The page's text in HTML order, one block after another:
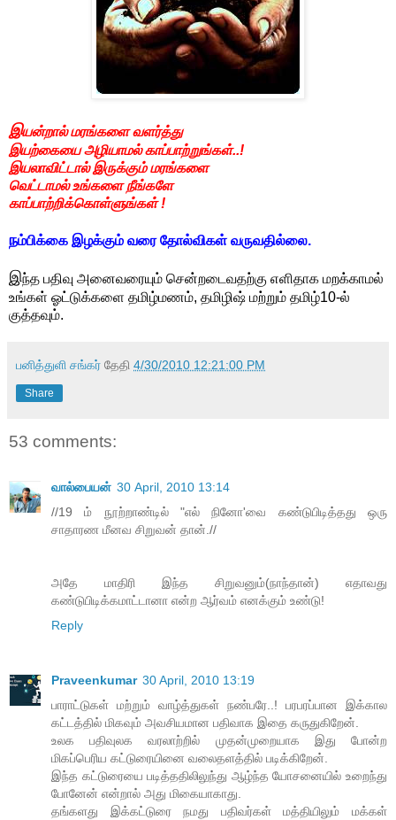
இயன்றால் மரங்களை வளர்த்து
இயற்கையை அழியாமல் காப்பாற்றுங்கள்..!
இயலாவிட்டால் இருக்கும் மரங்களை
வெட்டாமல் உங்களை நீங்களே
காப்பாற்றிக்கொள்ளுங்கள் !
நம்பிக்கை இழக்கும் வரை தோல்விகள் வருவதில்லை.
இந்த பதிவு அனைவரையும் சென்றடைவதற்கு எளிதாக மறக்காமல்
உங்கள் ஓட்டுக்களை தமிழ்மணம், தமிழிஷ் மற்றும் தமிழ்10-ல்
குத்தவும்.
பனித்துளி சங்கர் தேதி 4/30/2010 12:21:00 PM
Share
53 comments:
வால்பையன் 30 April, 2010 13:14
//19 ம் நூற்றாண்டில் "எல் நினோ'வை கண்டுபிடித்தது ஒரு
சாதாரண மீனவ சிறுவன் தான்.//
அதே மாதிரி இந்த சிறுவனும்(நாந்தான்) எதாவது
கண்டுபிடிக்கமாட்டானா என்ற ஆர்வம் எனக்கும் உண்டு!
Reply
Praveenkumar 30 April, 2010 13:19
பாராட்டுகள் மற்றும் வாழ்த்துகள் நண்பரே..! பரபரப்பான இக்கால
கட்டத்தில் மிகவும் அவசியமான பதிவாக இதை கருதுகிறேன்.
உலக பதிவுலக வரலாற்றில் முதன்முறையாக இது போன்ற
மிகப்பெரிய கட்டுரையினை வலைதளத்தில் படிக்கிறேன்.
இந்த கட்டுரையை படித்ததிலிலுந்து ஆழ்ந்த யோசனையில் உறைந்து
போனேன் என்றால் அது மிகையாகாது.
தங்களது இக்கட்டுரை நமது பதிவர்கள் மத்தியிலும் மக்கள்